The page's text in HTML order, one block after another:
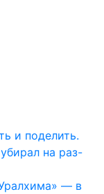
и поделить.
на раз-
— в